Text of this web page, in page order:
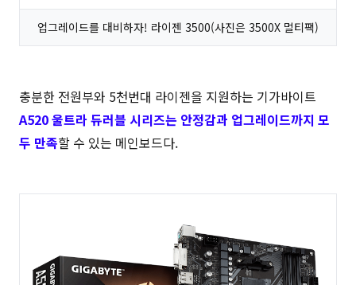
업그레이드를 대비하자! 라이젠 3500(사진은 3500X 멀티팩)
충분한 전원부와 5천번대 라이젠을 지원하는 기가바이트
A520 울트라 듀러블 시리즈는 안정감과 업그레이드까지 모
두 만족할 수 있는 메인보드다.